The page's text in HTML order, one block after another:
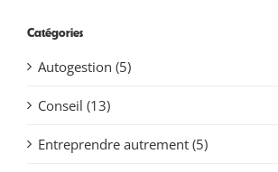
Catégories
Autogestion (5)
Conseil (13)
Entreprendre autrement (5)